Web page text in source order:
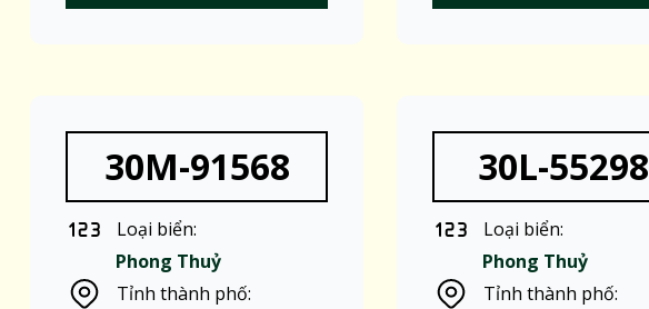
30M-91568
Loại biển:
Phong Thuỷ
Tỉnh thành phố:
30L-55298
Loại biển:
Phong Thuỷ
Tỉnh thành phố: